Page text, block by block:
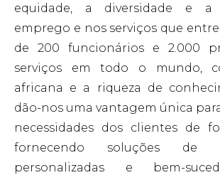
equidade, a diversidade e a
emprego e nos serviços que
de 200 funcionários e 2.000
serviços em todo o mundo,
africana e a riqueza de
dão-nos uma vantagem única
necessidades dos clientes de
fornecendo soluções de
personalizadas e bem-